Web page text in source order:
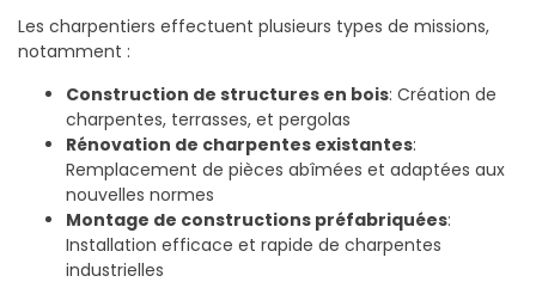
Les charpentiers effectuent plusieurs types de missions,
notamment :
Construction de structures en bois: Création de
charpentes, terrasses, et pergolas
Rénovation de charpentes existantes:
Remplacement de pièces abîmées et adaptées aux
nouvelles normes
Montage de constructions préfabriquées:
Installation efficace et rapide de charpentes
industrielles